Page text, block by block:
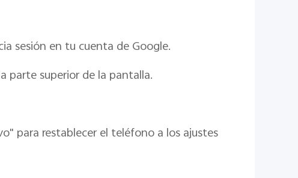
sesión en tu cuenta de Google.
parte superior de la pantalla.
para restablecer el teléfono a los ajustes